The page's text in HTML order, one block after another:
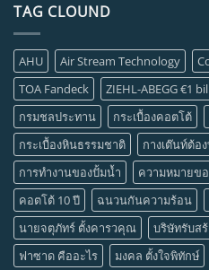
TAG CLOUND
AHU Air Stream Technology
TOA Fandeck
ZIEHL-ABEGG €1
กรมชลประทาน
กระเบื้องคอตโต้
กระเบื้องหินธรรมชาติ
กางเต๊นท์ต้อ
การทำงานของปั้มน้ำ
ความหมายข
คอตโต้ 10 ปี
ฉนวนกันความร้อน
นายจตุภัทร์ ตั้งคารวคุณ
บริษัทรับส
ฟาซาด คืออะไร
มงคล ตั้งใจพิทักษ์